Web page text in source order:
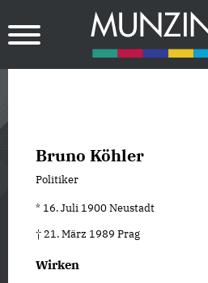
Bruno Köhler
Politiker
* 16. Juli 1900 Neustadt
† 21. März 1989 Prag
Wirken